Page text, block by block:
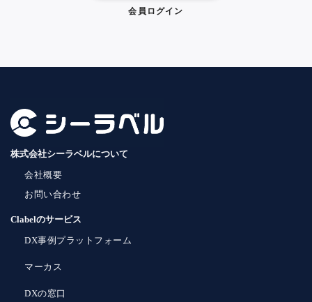
会員ログイン
株式会社シーラベルについて
会社概要
お問い合わせ
Clabelのサービス
DX事例プラットフォーム
マーカス
DXの窓口